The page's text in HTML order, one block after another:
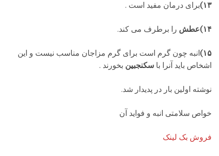
۱۳) برای درمان مفید است .
۱۴)عطش را برطرف می کند.
۱۵) انبه چون گرم است برای گرم مزاجان مناسب نیست و این
اشخاص باید آنرا با سکنجبین بخورند .
نوشته اولین بار در پدیدار شد.
خواص سلامتی انبه و فواید آن
فروش بک لینک